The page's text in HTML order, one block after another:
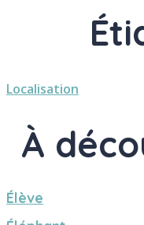
Localisation
À
Élève